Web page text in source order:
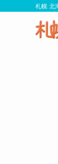
札幌 北